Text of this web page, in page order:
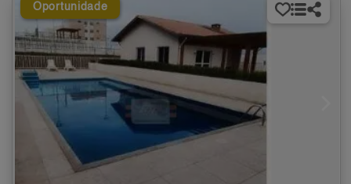
Oportunidade